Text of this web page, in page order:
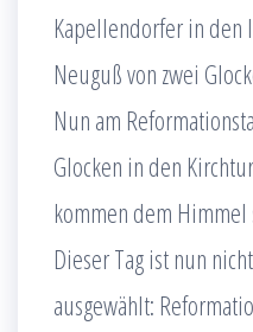
Kapellendorfer in den
Neuguß von zwei
Nun am
Glocken in den
kommen dem Himmel
Dieser Tag ist nun
ausgewählt: